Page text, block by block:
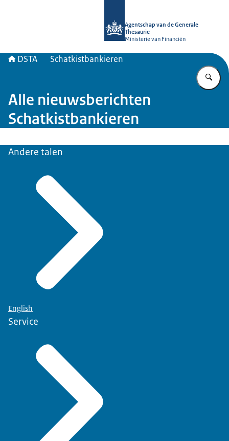
Agentschap van de Generale
Thesaurie
Ministerie van Financiën
DSTA Schatkistbankieren
Alle nieuwsberichten
Schatkistbankieren
Andere talen
English
Service